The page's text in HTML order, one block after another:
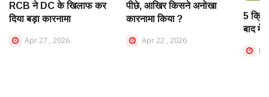
RCB ने DC के खिलाफ कर
दिया बड़ा कारनामा
Apr 27 , 2026
पीछे, आखिर किसने अनोखा
कारनामा किया ?
Apr 22 , 2026
5
बाद में